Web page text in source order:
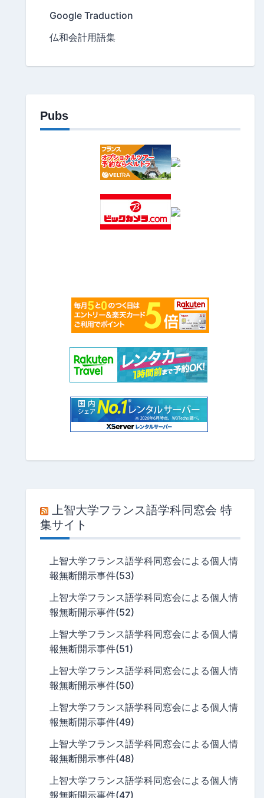
Google Traduction
仏和会計用語集
Pubs
上智大学フランス語学科同窓会 特
集サイト
上智大学フランス語学科同窓会による個人情
報無断開示事件(53)
上智大学フランス語学科同窓会による個人情
報無断開示事件(52)
上智大学フランス語学科同窓会による個人情
報無断開示事件(51)
上智大学フランス語学科同窓会による個人情
報無断開示事件(50)
上智大学フランス語学科同窓会による個人情
報無断開示事件(49)
上智大学フランス語学科同窓会による個人情
報無断開示事件(48)
上智大学フランス語学科同窓会による個人情
報無断開示事件(47)